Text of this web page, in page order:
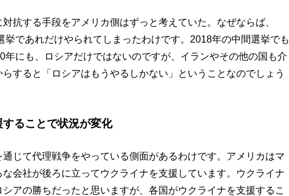
抗する手段をアメリカ側はずっと考えていた。なぜならば、
挙であれだけやられてしまったわけです。2018年の中間選挙でも
年にも、ロシアだけではないのですが、イランやその他の国も介
すると「ロシアはもうやるしかない」ということなのでしょう
ることで状況が変化
じて代理戦争をやっている側面があるわけです。アメリカはマ
会社が後ろに立ってウクライナを支援しています。ウクライナ
アの勝ちだったと思いますが、各国がウクライナを支援するこ